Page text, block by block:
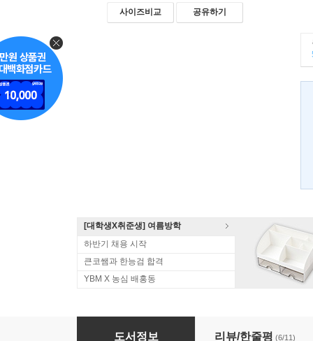
사이즈비교 공유하기
[대학생X취준생] 여름방학
하반기 채용 시작
큰코쌤과 한능검 합격
YBM X 농심 배홍동
신공략 중국어 실력향상편 (하)
도서정보 리뷰/한줄평 (6/11)